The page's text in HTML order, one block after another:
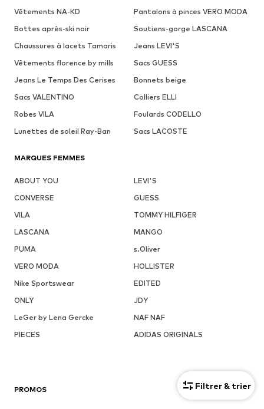
Filtrer & trier
Vêtements NA-KD
Pantalons à pinces VERO MODA
Bottes après-ski noir
Soutiens-gorge LASCANA
Chaussures à lacets Tamaris
Jeans LEVI'S
Vêtements florence by mills
Sacs GUESS
Jeans Le Temps Des Cerises
Bonnets beige
Sacs VALENTINO
Colliers ELLI
Robes VILA
Foulards CODELLO
Lunettes de soleil Ray-Ban
Sacs LACOSTE
MARQUES FEMMES
ABOUT YOU
LEVI'S
CONVERSE
GUESS
VILA
TOMMY HILFIGER
LASCANA
MANGO
PUMA
s.Oliver
VERO MODA
HOLLISTER
Nike Sportswear
EDITED
ONLY
JDY
LeGer by Lena Gercke
NAF NAF
PIECES
ADIDAS ORIGINALS
PROMOS